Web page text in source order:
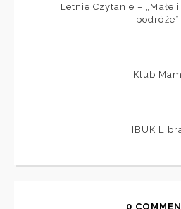
Letnie Czytanie – „Małe
podróże”
Klub Mam
IBUK
0